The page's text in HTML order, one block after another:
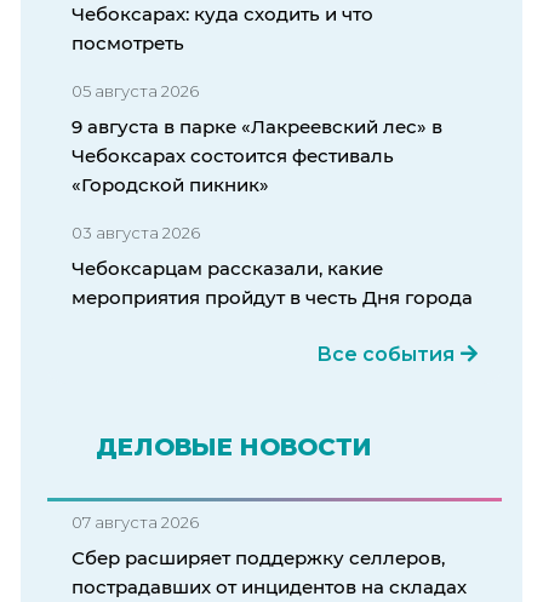
Чебоксарах: куда сходить и что
посмотреть
05 августа 2026
9 августа в парке «Лакреевский лес» в
Чебоксарах состоится фестиваль
«Городской пикник»
03 августа 2026
Чебоксарцам рассказали, какие
мероприятия пройдут в честь Дня города
Все события
ДЕЛОВЫЕ НОВОСТИ
07 августа 2026
Сбер расширяет поддержку селлеров,
пострадавших от инцидентов на складах